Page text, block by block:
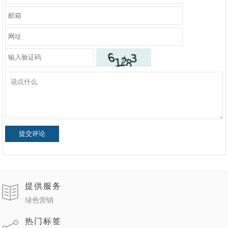
提交评论
提供服务
绿色营销
热门标签